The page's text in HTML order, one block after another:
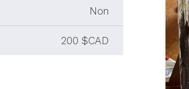
Non
200 $CAD